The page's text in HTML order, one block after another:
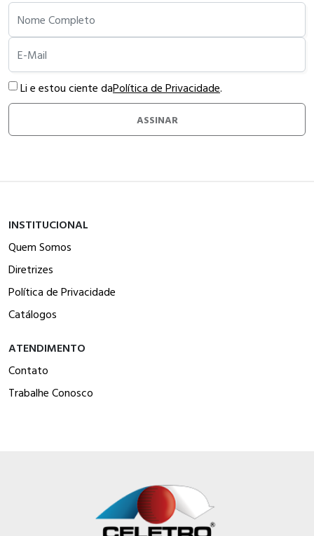
Nome Completo
E-Mail
Li e estou ciente daPolítica de Privacidade.
ASSINAR
INSTITUCIONAL
Quem Somos
Diretrizes
Política de Privacidade
Catálogos
ATENDIMENTO
Contato
Trabalhe Conosco